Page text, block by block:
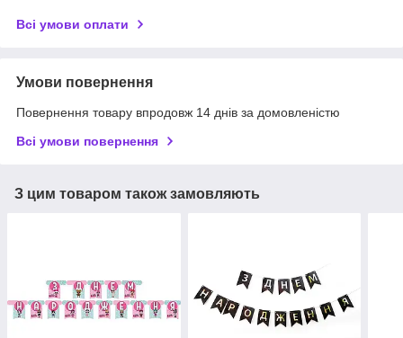
Всі умови оплати
Умови повернення
Повернення товару впродовж 14 днів за домовленістю
Всі умови повернення
З цим товаром також замовляють